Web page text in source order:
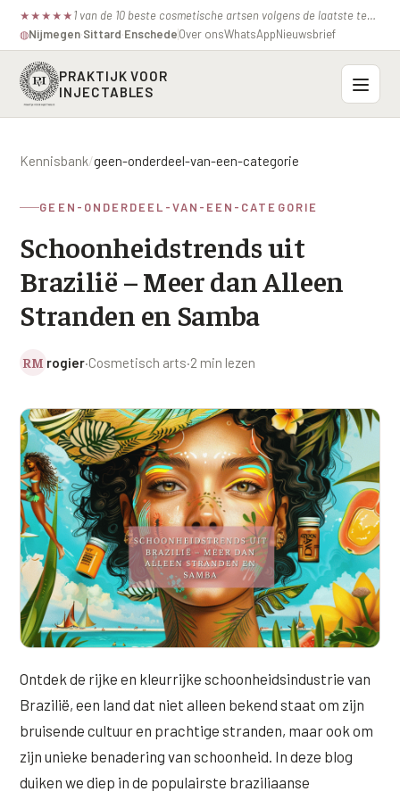
★ ★ ★ ★ ★ 1 van de 10 beste cosmetische artsen volgens de laatste test van de consumentenbond.
◍Nijmegen·Sittard·EnschedeOver onsWhatsAppNieuwsbrief
PRAKTIJK VOOR
INJECTABLES
Voorhoofdsrimpels
Fronsrimpel
Wenkbrauwen
Kraaienpootjes
Hangende oogleden
Traangoot en wallen
Ingevallen slapen
MIDDEN & MOND
Lippen
Nasolabiale plooi
Marionetlijnen
Verticale liplijntjes
Neus
Jukbeenderen
Botox / anti-rimpel
Belotero
Ellansé
Juvéderm Voluma
Juvéderm Volux
Juvéderm Volift
Juvéderm Volbella
Profhilo
Prostrolane
Radiesse
Restylane
Saypha Filler
Saypha Volume
Profielen
VEROUDERING
Hangende Huid Profiel
Erfelijke Jowl Profiel
HORMONAAL / METABOOL
Insuline Zwelling Profiel
Menopauze Veroudering profiel
Stress Cortisol profiel
PCOS Huid profiel
HUIDPROBLEMEN
Overgevoelige Huid Profiel
Chronische ontstekingsprofiel
LIFESTYLE / MODERN
Instagram Gezicht Profiel
Prijzen
Online boeken
◍ Nijmegen◍Sittard◍Enschede
085 40 13 678
Kennisbank/geen-onderdeel-van-een-categorie
GEEN-ONDERDEEL-VAN-EEN-CATEGORIE
Schoonheidstrends uit
Brazilië – Meer dan Alleen
Stranden en Samba
RM rogier·Cosmetisch arts·2 min lezen
Ontdek de rijke en kleurrijke schoonheidsindustrie van
Brazilië, een land dat niet alleen bekend staat om zijn
bruisende cultuur en prachtige stranden, maar ook om
zijn unieke benadering van schoonheid. In deze blog
duiken we diep in de populairste braziliaanse